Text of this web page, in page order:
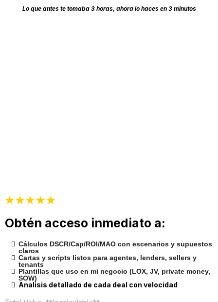
Lo que antes te tomaba 3 horas, ahora lo haces en 3 minutos
Obtén acceso inmediato a:
Cálculos DSCR/Cap/ROI/MAO con escenarios y supuestos
claros
Cartas y scripts listos para agentes, lenders, sellers y
tenants
Plantillas que uso en mi negocio (LOX, JV, private money,
SOW)
Analisis detallado de cada deal con velocidad